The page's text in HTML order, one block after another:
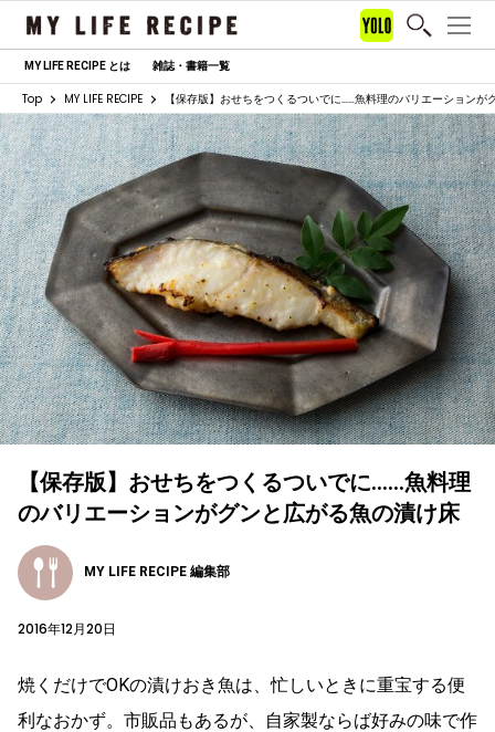
MY LIFE RECIPE とは 雑誌・書籍一覧
Top MY LIFE RECIPE 【保存版】おせちをつくるついでに……魚料理のバリエーションが
【保存版】おせちをつくるついでに……魚料理
のバリエーションがグンと広がる魚の漬け床
MY LIFE RECIPE 編集部
2016年12月20日
焼くだけでOKの漬けおき魚は、忙しいときに重宝する便
利なおかず。市販品もあるが、自家製ならば好みの味で作